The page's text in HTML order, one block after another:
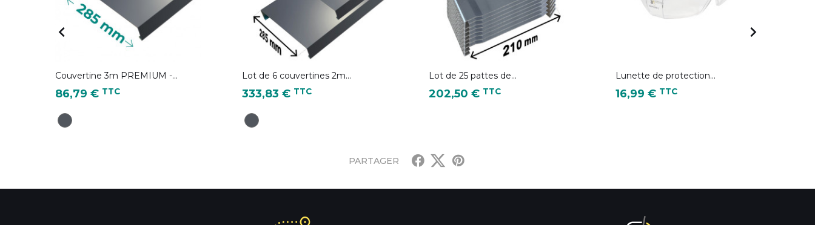

Couvertine 3m PREMIUM -...
Prix
86,79 € TTC
Gris Anthracite - RAL 7016
Lot de 6 couvertines 2m...
Prix
333,83 € TTC
Gris Anthracite - RAL 7016
Lot de 25 pattes de...
Prix
202,50 € TTC
Lunette de protection...
Prix
16,99 € TTC

PARTAGER